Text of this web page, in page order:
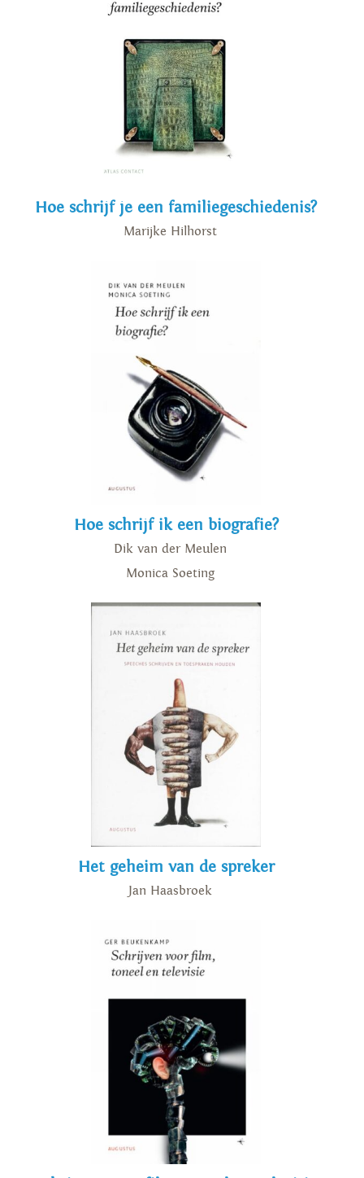
Hoe schrijf je een familiegeschiedenis?
Marijke Hilhorst
Hoe schrijf ik een biografie?
Dik van der Meulen
Monica Soeting
Het geheim van de spreker
Jan Haasbroek